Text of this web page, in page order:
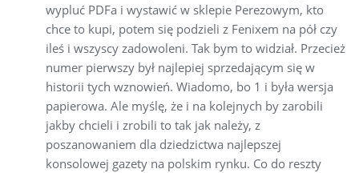
wypluć PDFa i wystawić w sklepie Perezowym, kto
chce to kupi, potem się podzieli z Fenixem na pół czy
ileś i wszyscy zadowoleni. Tak bym to widział. Przecież
numer pierwszy był najlepiej sprzedającym się w
historii tych wznowień. Wiadomo, bo 1 i była wersja
papierowa. Ale myślę, że i na kolejnych by zarobili
jakby chcieli i zrobili to tak jak należy, z
poszanowaniem dla dziedzictwa najlepszej
konsolowej gazety na polskim rynku. Co do reszty